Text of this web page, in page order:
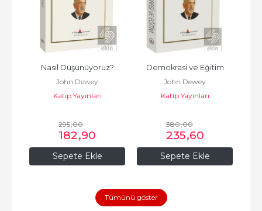
Sepete Ekle
Nasıl Düşünüyoruz?
John Dewey
Katip Yayınları
295,00
182,90
Sepete Ekle
Demokrasi ve Eğitim
John Dewey
Katip Yayınları
380,00
235,60
Tümünü göster